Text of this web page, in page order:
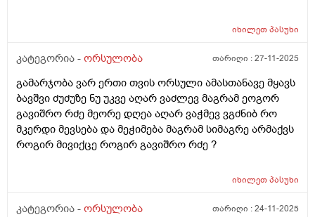
იხილეთპასუხი
კატეგორია - ორსულობა თარიღი :27-11-2025
გამარჯობა ვარ ერთი თვის ორსული ამასთანავე მყავს
ბავშვი ძუძუზე ნუ უკვე აღარ ვაძლევ მაგრამ ეოგორ
გავიშრო რძე მეორე დღეა აღარ ვაჭმევ ვგძნიბ რო
მკერდი მევსება და მეჭიმება მაგრამ სიმაგრე არმაქვს
როგირ მივიქცე როგირ გავიშრო რძე ?
იხილეთპასუხი
კატეგორია - ორსულობა თარიღი :24-11-2025